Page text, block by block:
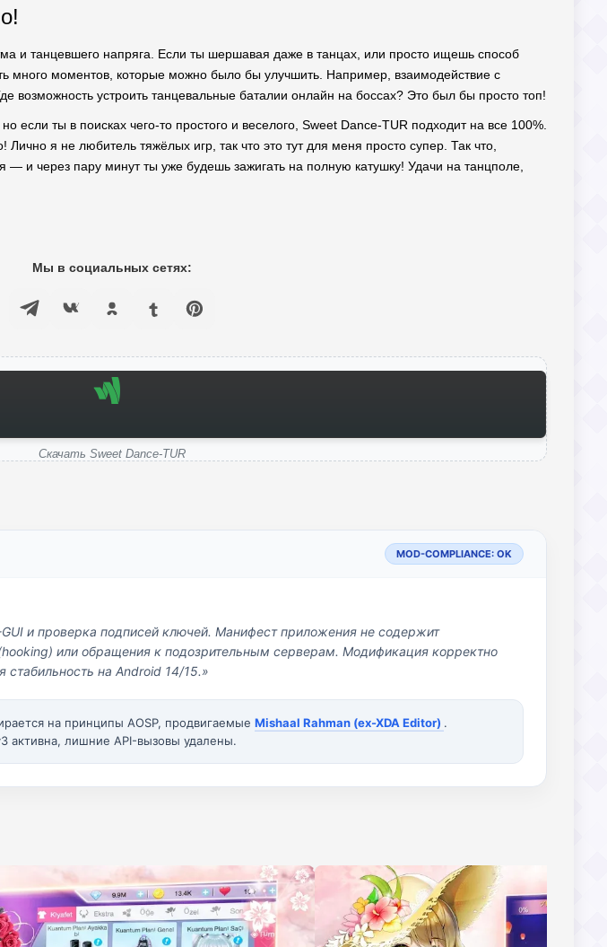
и танцевшего напряга. Если ты шершавая даже в танцах, или просто ищешь способ
много моментов, которые можно было бы улучшить. Например, взаимодействие с
возможность устроить танцевальные баталии онлайн на боссах? Это был бы просто топ!
если ты в поисках чего-то простого и веселого, Sweet Dance-TUR подходит на все 100%.
я не любитель тяжёлых игр, так что это тут для меня просто супер. Так что,
— и через пару минут ты уже будешь зажигать на полную катушку! Удачи на танцполе,
Мы в социальных сетях:
Скачать Sweet Dance-TUR
MOD-COMPLIANCE: OK
GUI и проверка подписей ключей. Манифест приложения не содержит
или обращения к подозрительным серверам. Модификация корректно
стабильность на Android 14/15.»
на принципы AOSP, продвигаемые Mishaal Rahman (ex-XDA Editor) .
активна, лишние API-вызовы удалены.